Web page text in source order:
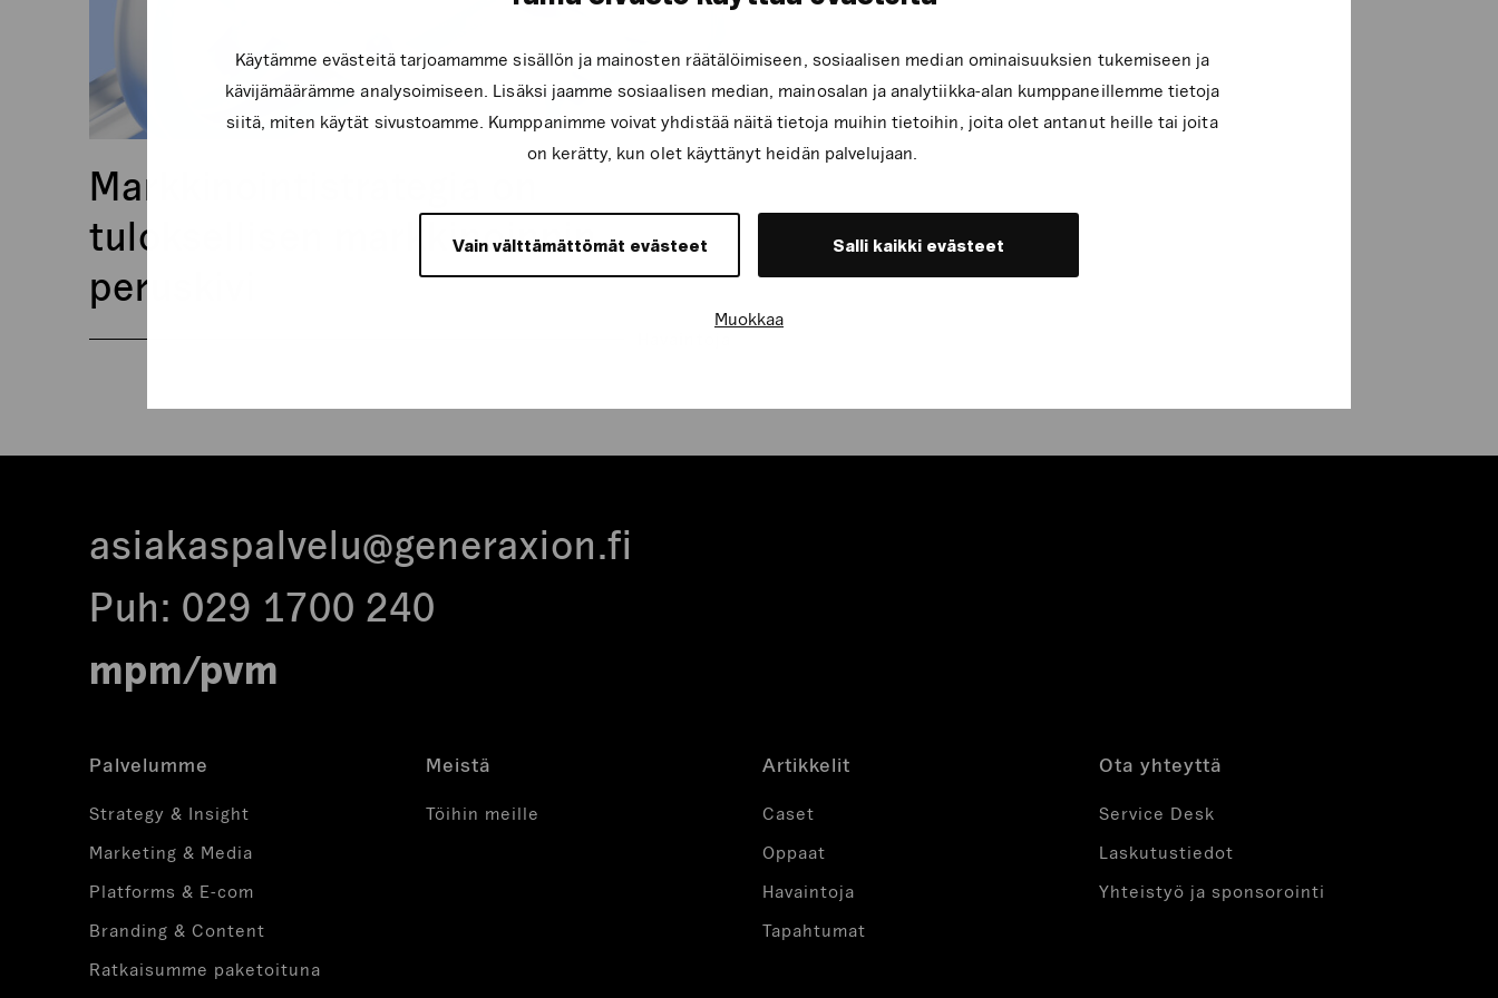
Käytämme evästeitä tarjoamamme sisällön ja mainosten räätälöimiseen, sosiaalisen median ominaisuuksien tukemiseen ja
kävijämäärämme analysoimiseen. Lisäksi jaamme sosiaalisen median, mainosalan ja analytiikka-alan kumppaneillemme tietoja
siitä, miten käytät sivustoamme. Kumppanimme voivat yhdistää näitä tietoja muihin tietoihin, joita olet antanut heille tai joita
on kerätty, kun olet käyttänyt heidän palvelujaan.
Vain välttämättömät evästeet Salli kaikki evästeet
Muokkaa
Markkinointistrategia on
tuloksellisen markkinoinnin
peruskivi
asiakaspalvelu@generaxion.fi
Puh: 029 1700 240
mpm/pvm
Palvelumme
Strategy & Insight
Marketing & Media
Platforms & E-com
Branding & Content
Ratkaisumme paketoituna
Meistä
Töihin meille
Artikkelit
Caset
Oppaat
Havaintoja
Tapahtumat
Ota yhteyttä
Service Desk
Laskutustiedot
Yhteistyö ja sponsorointi